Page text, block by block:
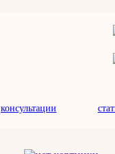
консультации